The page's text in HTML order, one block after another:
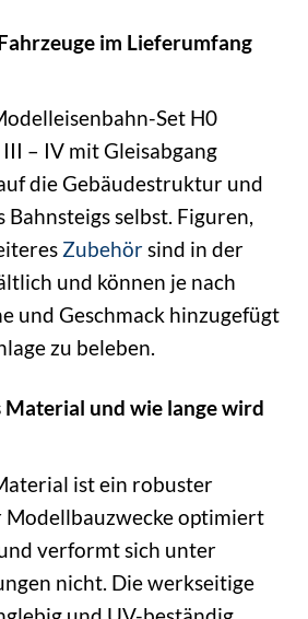
im Lieferumfang
Set H0
– IV mit Gleisabgang
die Gebäudestruktur und
Bahnsteigs selbst. Figuren,
Zubehörsind in der
und können je nach
und Geschmack hinzugefügt
zu beleben.
und wie lange wird
ist ein robuster
Modellbauzwecke optimiert
verformt sich unter
nicht. Die werkseitige